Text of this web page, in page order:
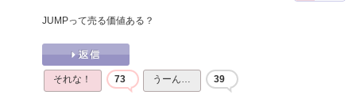
JUMPって売る価値ある？
それな！ 73 うーん… 39